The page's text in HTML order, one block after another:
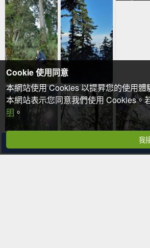
Cookie 使用同意
本網站使用 Cookies 以提昇您的使用
本網站表示您同意我們使用 Cookies。
明。
我